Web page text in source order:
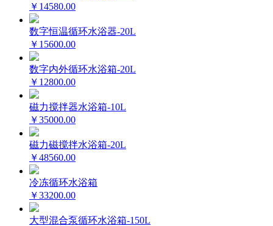
￥14580.00
数字恒温循环水浴器-20L
￥15600.00
数字内外循环水浴箱-20L
￥12800.00
磁力搅拌器水浴箱-10L
￥35000.00
磁力磁搅拌水浴箱-20L
￥48560.00
冷冻循环水浴箱
￥33200.00
大型混合泵循环水浴箱-150L